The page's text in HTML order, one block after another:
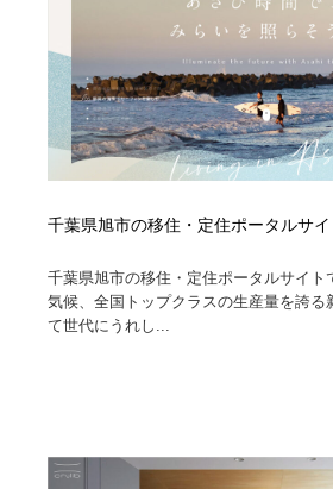
千葉県旭市の移住・定住ポータルサ
千葉県旭市の移住・定住ポータルサイト
気候、全国トップクラスの生産量を誇る
て世代にうれし...